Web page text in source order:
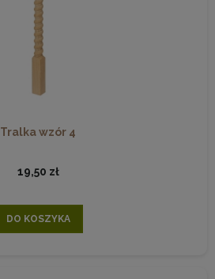
Tralka wzór 4
19,50 zł
DO KOSZYKA